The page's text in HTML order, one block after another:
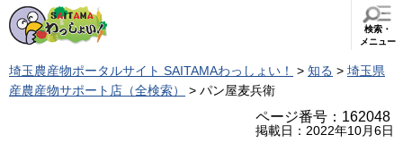
検索・
メニュー
埼玉農産物ポータルサイト SAITAMAわっしょい！ > 知る > 埼玉県
産農産物サポート店（全検索）
> パン屋麦兵衛
ページ番号：162048
掲載日：2022年10月6日